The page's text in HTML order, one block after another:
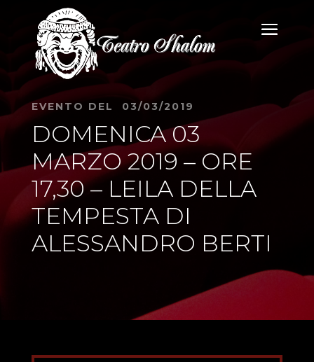
EVENTO DEL 03/03/2019
DOMENICA 03
MARZO 2019 – ORE
17,30 – LEILA DELLA
TEMPESTA DI
ALESSANDRO BERTI